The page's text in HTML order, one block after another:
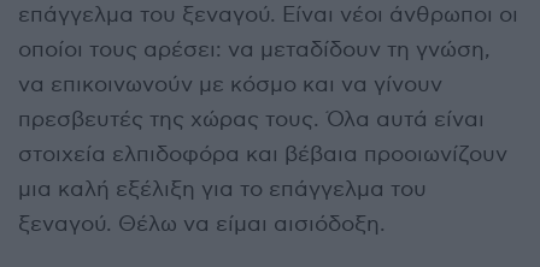
επάγγελμα του ξεναγού. Είναι νέοι άνθρωποι οι
οποίοι τους αρέσει: να μεταδίδουν τη γνώση,
να επικοινωνούν με κόσμο και να γίνουν
πρεσβευτές της χώρας τους. Όλα αυτά είναι
στοιχεία ελπιδοφόρα και βέβαια προοιωνίζουν
μια καλή εξέλιξη για το επάγγελμα του
ξεναγού. Θέλω να είμαι αισιόδοξη.